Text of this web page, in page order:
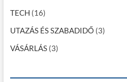
TECH (16)
UTAZÁS ÉS SZABADIDŐ (3)
VÁSÁRLÁS(3)